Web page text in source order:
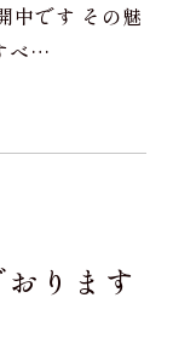
中です その魅
べ…
ります